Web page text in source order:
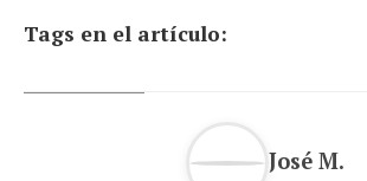
Tags en el artículo:
José M.